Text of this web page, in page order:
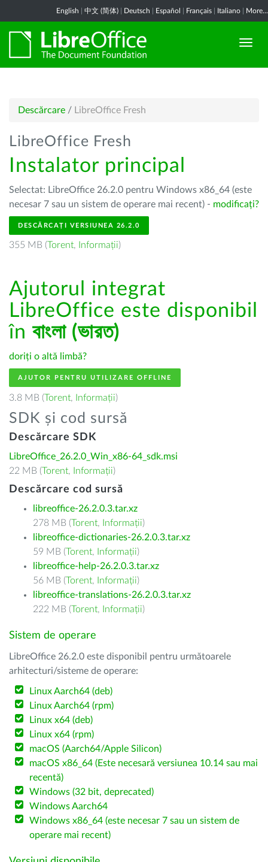
English 中文 (简体) Deutsch Español Français Italiano More...
Descărcare / LibreOffice Fresh
LibreOffice Fresh
Instalator principal
Selectat: LibreOffice 26.2.0 pentru Windows x86_64 (este
necesar 7 sau un sistem de operare mai recent) - modificați?
DESCĂRCAȚI VERSIUNEA 26.2.0
355 MB (Torent, Informații)
Ajutorul integrat
LibreOffice este disponibil
în বাংলা (ভারত)
doriți o altă limbă?
AJUTOR PENTRU UTILIZARE OFFLINE
3.8 MB (Torent, Informații)
SDK și cod sursă
Descărcare SDK
LibreOffice_26.2.0_Win_x86-64_sdk.msi
22 MB (Torent, Informații)
Descărcare cod sursă
libreoffice-26.2.0.3.tar.xz
278 MB (Torent, Informații)
libreoffice-dictionaries-26.2.0.3.tar.xz
59 MB (Torent, Informații)
libreoffice-help-26.2.0.3.tar.xz
56 MB (Torent, Informații)
libreoffice-translations-26.2.0.3.tar.xz
222 MB (Torent, Informații)
Sistem de operare
LibreOffice 26.2.0 este disponibil pentru următoarele
arhitecturi/sisteme de operare:
Linux Aarch64 (deb)
Linux Aarch64 (rpm)
Linux x64 (deb)
Linux x64 (rpm)
macOS (Aarch64/Apple Silicon)
macOS x86_64 (Este necesară versiunea 10.14 sau mai
recentă)
Windows (32 bit, deprecated)
Windows Aarch64
Windows x86_64 (este necesar 7 sau un sistem de
operare mai recent)